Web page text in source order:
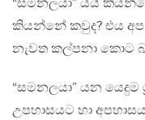
“සමනලයා” යයි
කියන්නේ කවුද? එය අප
නැවත කල්පනා කොට
“සමනලයා” යන යෙදුම
උපහාසයට හා